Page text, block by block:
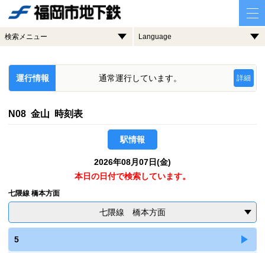
検索メニュー Language
運行情報 通常運行しています。 詳細
N08 金山 時刻表
駅情報
2026年08月07日(金)
本日の日付で検索しています。
七隈線 橋本方面
七隈線 橋本方面
5